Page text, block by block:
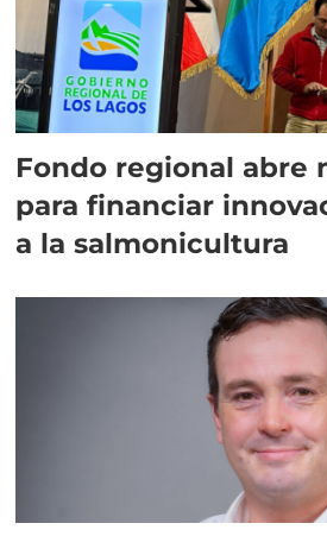
Fondo regional abre
para financiar
a la salmonicultura